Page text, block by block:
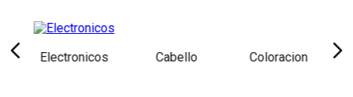
Electronicos Cabello Coloracion